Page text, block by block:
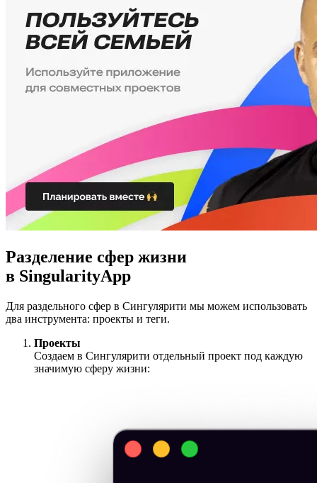
Разделение сфер жизни
в SingularityApp
Для раздельного сфер в Сингулярити мы можем использовать
два инструмента: проекты и теги.
Проекты
Создаем в Сингулярити отдельный проект под каждую
значимую сферу жизни: